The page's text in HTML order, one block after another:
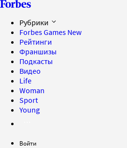
Рубрики
Forbes Games New
Рейтинги
Франшизы
Подкасты
Видео
Life
Woman
Sport
Young
Войти